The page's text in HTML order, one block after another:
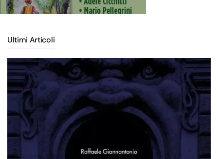
Ultimi Articoli